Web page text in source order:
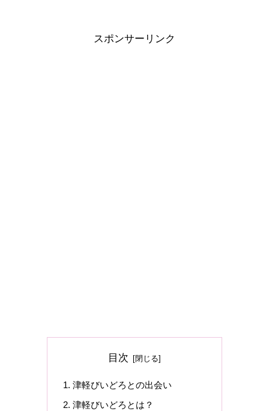
スポンサーリンク
目次
津軽びいどろとの出会い
津軽びいどろとは？